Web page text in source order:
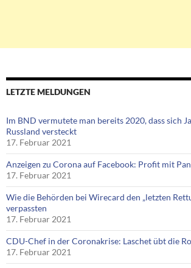
LETZTE MELDUNGEN
Im BND vermutete man bereits 2020, dass sich
Russland versteckt
17. Februar 2021
Anzeigen zu Corona auf Facebook: Profit mit
17. Februar 2021
Wie die Behörden bei Wirecard den „letzten
verpassten
17. Februar 2021
CDU-Chef in der Coronakrise: Laschet übt die
17. Februar 2021